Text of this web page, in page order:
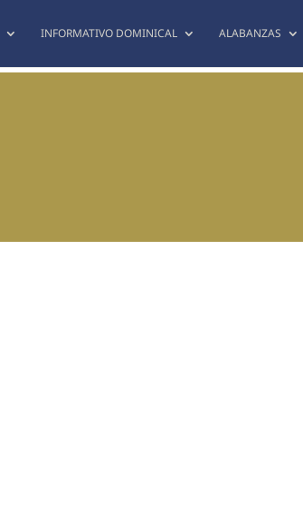
INFORMATIVO DOMINICAL ALABANZAS